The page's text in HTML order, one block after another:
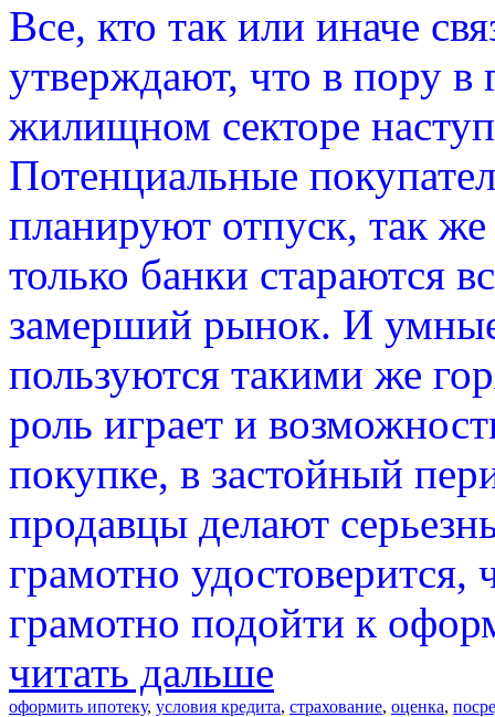
Все, кто так или иначе
утверждают, что в пору в
жилищном секторе
Потенциальные
планируют отпуск, так
только банки стараются
замерший рынок. И
пользуются такими же
роль играет и
покупке, в застойный
продавцы делают
грамотно
грамотно подойти к
читать дальше
оформить ипотеку, условия кредита, страхование, оценка,